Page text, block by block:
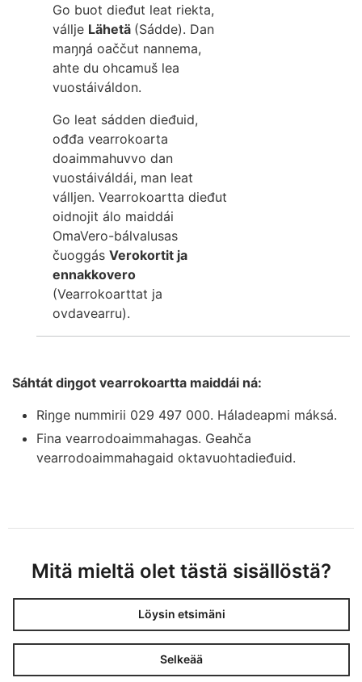
Go buot dieđut leat riekta,
vállje Lähetä (Sádde). Dan
maŋŋá oaččut nannema,
ahte du ohcamuš lea
vuostáiváldon.
Go leat sádden dieđuid,
ođđa vearrokoarta
doaimmahuvvo dan
vuostáiváldái, man leat
válljen. Vearrokoartta dieđut
oidnojit álo maiddái
OmaVero-bálvalusas
čuoggás Verokortit ja
ennakkovero
(Vearrokoarttat ja
ovdavearru).
Sáhtát diŋgot vearrokoartta maiddái ná:
Riŋge nummirii 029 497 000. Háladeapmi máksá.
Fina vearrodoaimmahagas. Geahča
vearrodoaimmahagaid oktavuohtadieđuid.
Mitä mieltä olet tästä sisällöstä?
Löysin etsimäni
Selkeää